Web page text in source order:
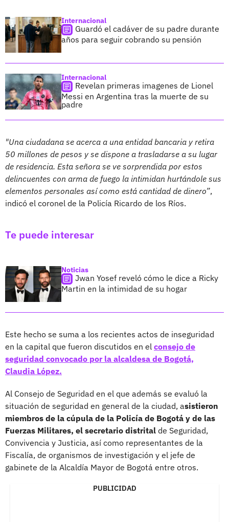
Internacional
Guardó el cadáver de su padre durante
años para seguir cobrando su pensión
Internacional
Revelan primeras imagenes de Lionel
Messi en Argentina tras la muerte de su
padre
"Una ciudadana se acerca a una entidad bancaria y retira
50 millones de pesos y se dispone a trasladarse a su lugar
de residencia. Esta señora se ve sorprendida por estos
delincuentes con arma de fuego la intimidan hurtándole sus
elementos personales así como está cantidad de dinero”,
indicó el coronel de la Policía Ricardo de los Ríos.
Te puede interesar
Noticias
Jwan Yosef reveló cómo le dice a Ricky
Martin en la intimidad de su hogar
Este hecho se suma a los recientes actos de inseguridad
en la capital que fueron discutidos en el consejo de
seguridad convocado por la alcaldesa de Bogotá,
Claudia López.
Al Consejo de Seguridad en el que además se evaluó la
situación de seguridad en general de la ciudad, asistieron
miembros de la cúpula de la Policía de Bogotá y de las
Fuerzas Militares, el secretario distrital de Seguridad,
Convivencia y Justicia, así como representantes de la
Fiscalía, de organismos de investigación y el jefe de
gabinete de la Alcaldía Mayor de Bogotá entre otros.
PUBLICIDAD